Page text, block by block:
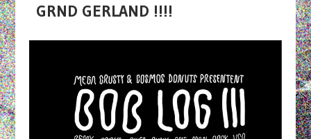
GRND GERLAND !!!!